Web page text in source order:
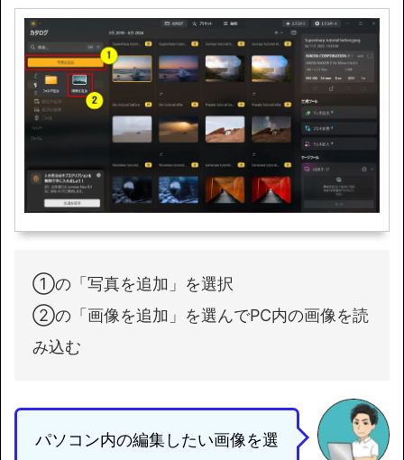
①の「写真を追加」を選択
②の「画像を追加」を選んでPC内の画像を読
み込む
パソコン内の編集したい画像を選